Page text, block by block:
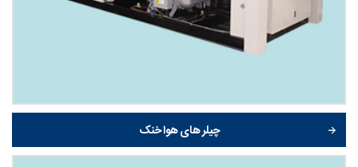
چیلر های هوا خنک